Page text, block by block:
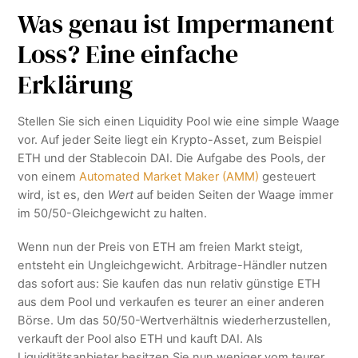
Was genau ist Impermanent
Loss? Eine einfache
Erklärung
Stellen Sie sich einen Liquidity Pool wie eine simple Waage
vor. Auf jeder Seite liegt ein Krypto-Asset, zum Beispiel
ETH und der Stablecoin DAI. Die Aufgabe des Pools, der
von einemAutomated Market Maker (AMM) gesteuert
wird, ist es, den Wertauf beiden Seiten der Waage immer
im 50/50-Gleichgewicht zu halten.
Wenn nun der Preis von ETH am freien Markt steigt,
entsteht ein Ungleichgewicht. Arbitrage-Händler nutzen
das sofort aus: Sie kaufen das nun relativ günstige ETH
aus dem Pool und verkaufen es teurer an einer anderen
Börse. Um das 50/50-Wertverhältnis wiederherzustellen,
verkauft der Pool also ETH und kauft DAI. Als